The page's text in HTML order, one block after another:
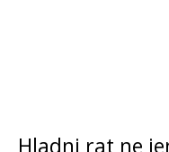
Hladni rat ne